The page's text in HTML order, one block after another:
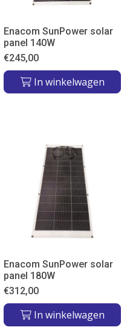
Enacom SunPower solar
panel 140W
€245,00
In winkelwagen
Enacom SunPower solar
panel 180W
€312,00
In winkelwagen